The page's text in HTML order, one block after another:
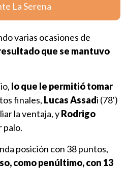
La Serena
varias ocasiones de
que se mantuvo
lo que le permitió tomar
finales, Lucas Assadi (78')
la ventaja, yRodrigo
palo.
posición con 38 puntos,
como penúltimo, con 13